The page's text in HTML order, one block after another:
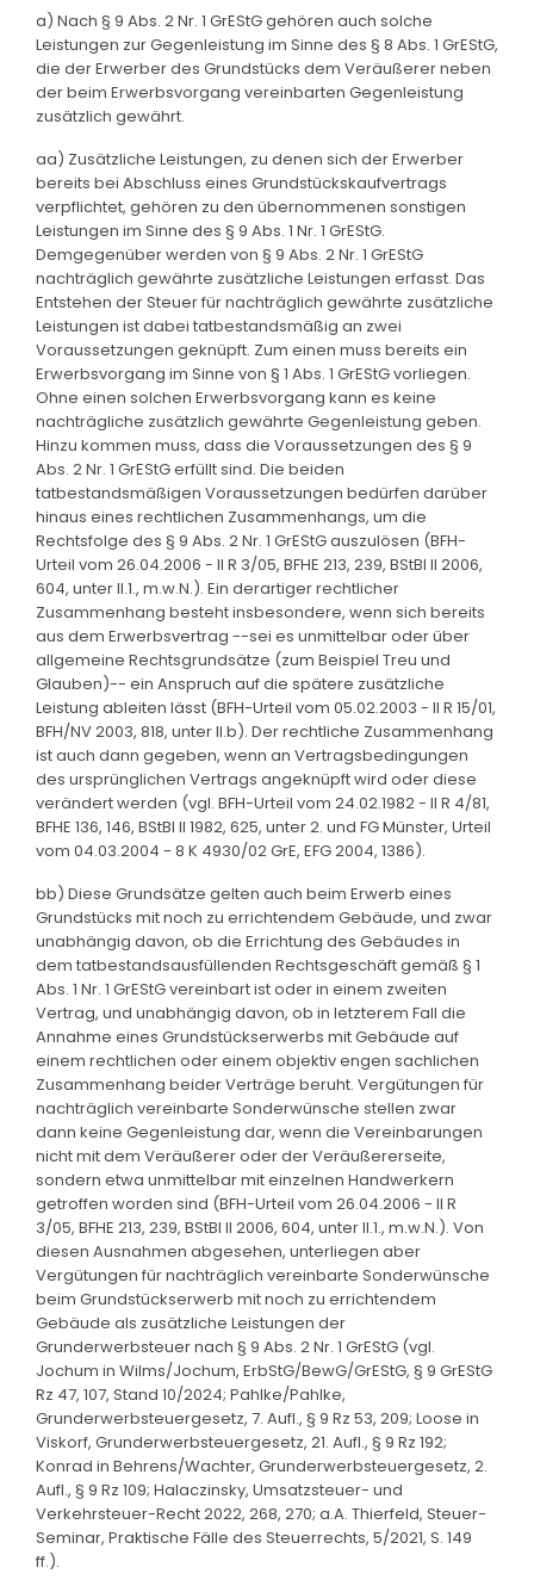
a) Nach § 9 Abs. 2 Nr. 1 GrEStG gehören auch solche
Leistungen zur Gegenleistung im Sinne des § 8 Abs. 1 GrEStG,
die der Erwerber des Grundstücks dem Veräußerer neben
der beim Erwerbsvorgang vereinbarten Gegenleistung
zusätzlich gewährt.
aa) Zusätzliche Leistungen, zu denen sich der Erwerber
bereits bei Abschluss eines Grundstückskaufvertrags
verpflichtet, gehören zu den übernommenen sonstigen
Leistungen im Sinne des § 9 Abs. 1 Nr. 1 GrEStG.
Demgegenüber werden von § 9 Abs. 2 Nr. 1 GrEStG
nachträglich gewährte zusätzliche Leistungen erfasst. Das
Entstehen der Steuer für nachträglich gewährte zusätzliche
Leistungen ist dabei tatbestandsmäßig an zwei
Voraussetzungen geknüpft. Zum einen muss bereits ein
Erwerbsvorgang im Sinne von § 1 Abs. 1 GrEStG vorliegen.
Ohne einen solchen Erwerbsvorgang kann es keine
nachträgliche zusätzlich gewährte Gegenleistung geben.
Hinzu kommen muss, dass die Voraussetzungen des § 9
Abs. 2 Nr. 1 GrEStG erfüllt sind. Die beiden
tatbestandsmäßigen Voraussetzungen bedürfen darüber
hinaus eines rechtlichen Zusammenhangs, um die
Rechtsfolge des § 9 Abs. 2 Nr. 1 GrEStG auszulösen (BFH-
Urteil vom 26.04.2006 - II R 3/05, BFHE 213, 239, BStBl II 2006,
604, unter II.1., m.w.N.). Ein derartiger rechtlicher
Zusammenhang besteht insbesondere, wenn sich bereits
aus dem Erwerbsvertrag --sei es unmittelbar oder über
allgemeine Rechtsgrundsätze (zum Beispiel Treu und
Glauben)-- ein Anspruch auf die spätere zusätzliche
Leistung ableiten lässt (BFH-Urteil vom 05.02.2003 - II R 15/01,
BFH/NV 2003, 818, unter II.b). Der rechtliche Zusammenhang
ist auch dann gegeben, wenn an Vertragsbedingungen
des ursprünglichen Vertrags angeknüpft wird oder diese
verändert werden (vgl. BFH-Urteil vom 24.02.1982 - II R 4/81,
BFHE 136, 146, BStBl II 1982, 625, unter 2. und FG Münster, Urteil
vom 04.03.2004 - 8 K 4930/02 GrE, EFG 2004, 1386).
bb) Diese Grundsätze gelten auch beim Erwerb eines
Grundstücks mit noch zu errichtendem Gebäude, und zwar
unabhängig davon, ob die Errichtung des Gebäudes in
dem tatbestandsausfüllenden Rechtsgeschäft gemäß § 1
Abs. 1 Nr. 1 GrEStG vereinbart ist oder in einem zweiten
Vertrag, und unabhängig davon, ob in letzterem Fall die
Annahme eines Grundstückserwerbs mit Gebäude auf
einem rechtlichen oder einem objektiv engen sachlichen
Zusammenhang beider Verträge beruht. Vergütungen für
nachträglich vereinbarte Sonderwünsche stellen zwar
dann keine Gegenleistung dar, wenn die Vereinbarungen
nicht mit dem Veräußerer oder der Veräußererseite,
sondern etwa unmittelbar mit einzelnen Handwerkern
getroffen worden sind (BFH-Urteil vom 26.04.2006 - II R
3/05, BFHE 213, 239, BStBl II 2006, 604, unter II.1., m.w.N.). Von
diesen Ausnahmen abgesehen, unterliegen aber
Vergütungen für nachträglich vereinbarte Sonderwünsche
beim Grundstückserwerb mit noch zu errichtendem
Gebäude als zusätzliche Leistungen der
Grunderwerbsteuer nach § 9 Abs. 2 Nr. 1 GrEStG (vgl.
Jochum in Wilms/Jochum, ErbStG/BewG/GrEStG, § 9 GrEStG
Rz 47, 107, Stand 10/2024; Pahlke/Pahlke,
Grunderwerbsteuergesetz, 7. Aufl., § 9 Rz 53, 209; Loose in
Viskorf, Grunderwerbsteuergesetz, 21. Aufl., § 9 Rz 192;
Konrad in Behrens/Wachter, Grunderwerbsteuergesetz, 2.
Aufl., § 9 Rz 109; Halaczinsky, Umsatzsteuer- und
Verkehrsteuer-Recht 2022, 268, 270; a.A. Thierfeld, Steuer-
Seminar, Praktische Fälle des Steuerrechts, 5/2021, S. 149
ff.).